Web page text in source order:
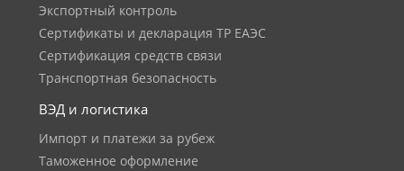
Экспортный контроль
Сертификаты и декларация ТР ЕАЭС
Сертификация средств связи
Транспортная безопасность
ВЭД и логистика
Импорт и платежи за рубеж
Таможенное оформление